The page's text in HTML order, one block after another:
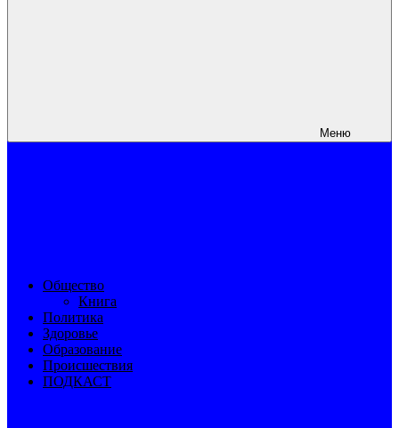
Меню
Общество
Книга
Политика
Здоровье
Образование
Происшествия
ПОДКАСТ